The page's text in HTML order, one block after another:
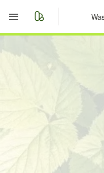
Anzeige aufgeben